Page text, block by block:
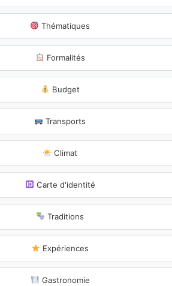
Thématiques
Formalités
Budget
Transports
Climat
Carte d'identité
Traditions
Expériences
Gastronomie